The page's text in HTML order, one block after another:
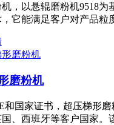
，以悬辊磨粉机9518为
，它能满足客户对产品
磨粉机
和国家证书，超压梯形磨
、西班牙等客户国家。